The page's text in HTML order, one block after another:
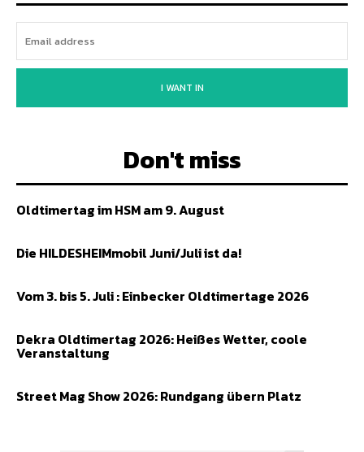
I WANT IN
Don't miss
Oldtimertag im HSM am 9. August
Die HILDESHEIMmobil Juni/Juli ist da!
Vom 3. bis 5. Juli : Einbecker Oldtimertage 2026
Dekra Oldtimertag 2026: Heißes Wetter, coole
Veranstaltung
Street Mag Show 2026: Rundgang übern Platz